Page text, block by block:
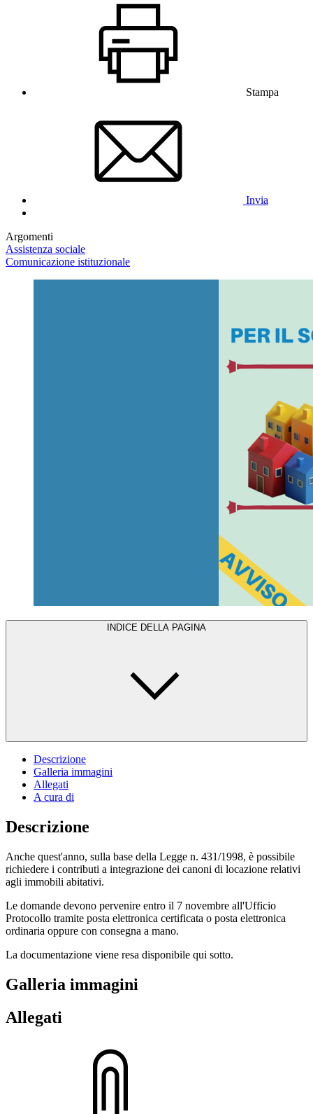
Stampa
Invia
Argomenti
Assistenza sociale
Comunicazione istituzionale
INDICE DELLA PAGINA
Descrizione
Galleria immagini
Allegati
A cura di
Descrizione
Anche quest'anno, sulla base della Legge n. 431/1998, è possibile
richiedere i contributi a integrazione dei canoni di locazione relativi
agli immobili abitativi.
Le domande devono pervenire entro il 7 novembre all'Ufficio
Protocollo tramite posta elettronica certificata o posta elettronica
ordinaria oppure con consegna a mano.
La documentazione viene resa disponibile qui sotto.
Galleria immagini
Allegati